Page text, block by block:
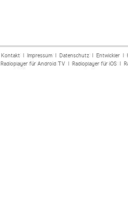
Kontakt| Impressum| Datenschutz| Entwickler|
Radioplayer für Android TV| Radioplayer für iOS|